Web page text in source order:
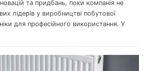
та придбань, поки компанія не
лідерів у виробництві побутової
для професійного використання. У